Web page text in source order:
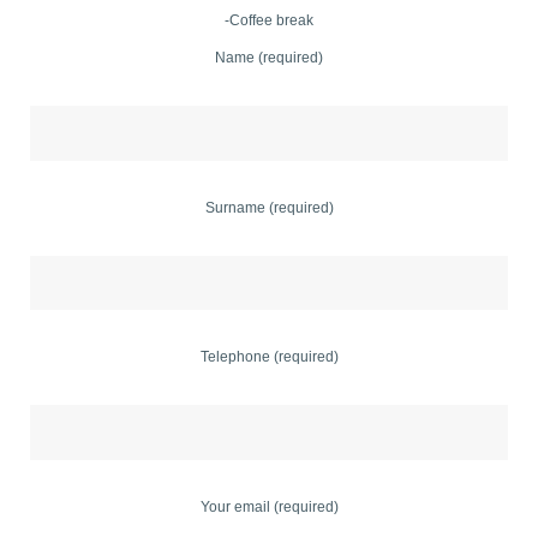
-Coffee break
Name (required)
Surname (required)
Telephone (required)
Your email (required)